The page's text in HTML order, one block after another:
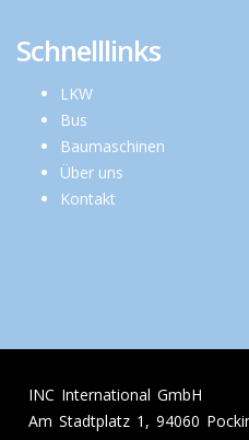
Schnelllinks
LKW
Bus
Baumaschinen
Über uns
Kontakt
INC International GmbH
Am Stadtplatz 1, 94060